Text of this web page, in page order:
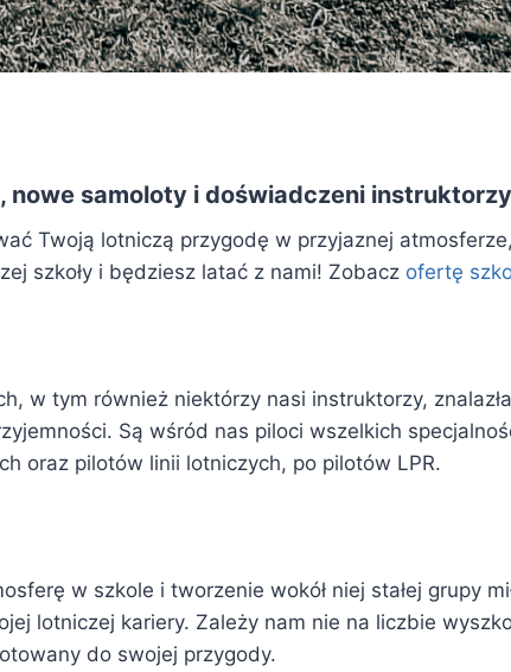
nowe samoloty i doświadczeni instruktorzy
Twoją lotniczą przygodę w przyjaznej
szkoły i będziesz latać z nami! Zobacz ofertę
w tym również niektórzy nasi instruktorzy, znalazła
Są wśród nas piloci wszelkich
oraz pilotów linii lotniczych, po pilotów LPR.
w szkole i tworzenie wokół niej stałej grupy
lotniczej kariery. Zależy nam nie na liczbie
do swojej przygody.